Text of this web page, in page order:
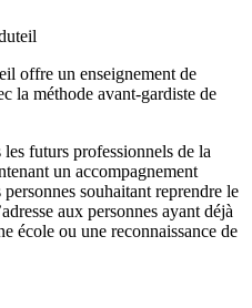
offre un enseignement de
la méthode avant-gardiste de
futurs professionnels de la
un accompagnement
souhaitant reprendre le
aux personnes ayant déjà
école ou une reconnaissance de